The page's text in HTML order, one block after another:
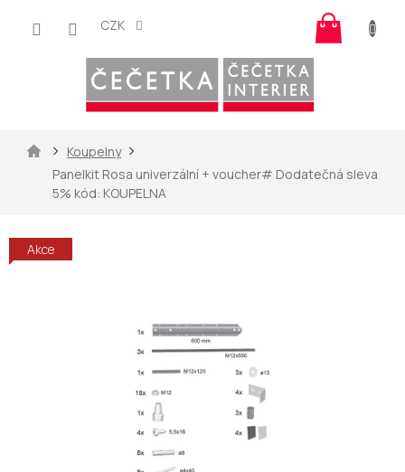
CZK
košík
DomůKoupelny
Panelkit Rosa univerzální + voucher# Dodatečná sleva
5% kód: KOUPELNA
Akce